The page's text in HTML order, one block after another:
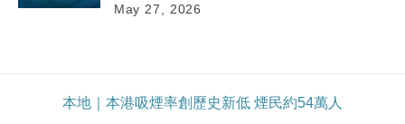
May 27, 2026
本地｜本港吸煙率創歷史新低 煙民約54萬人